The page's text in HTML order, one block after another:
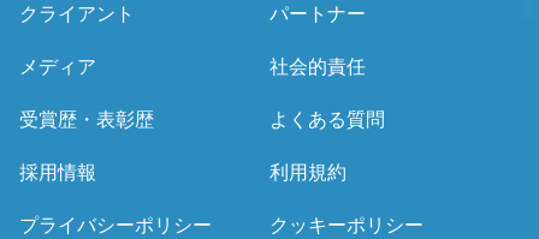
クライアント パートナー
メディア 社会的責任
受賞歴・表彰歴 よくある質問
採用情報 利用規約
プライバシーポリシー クッキーポリシー